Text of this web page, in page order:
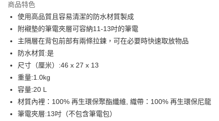
合作金庫商業銀行
華南商業銀行
彰化商業銀行
上海商業儲蓄銀行
台北富邦商業銀行
國泰世華商業銀行
兆豐國際商業銀行
臺灣中小企業銀行
匯豐（台灣）商業銀行
聯邦商業銀行
元大商業銀行
玉山商業銀行
台新國際商業銀行
中國信託商業銀行
台灣樂天信用卡公司
6 期 0 利率 每期
華南商業銀行
彰化商業銀行
上海商業儲蓄銀行
台北富邦商業銀行
國泰世華商業銀行
臺灣中小企業銀行
匯豐（台灣）商業銀行
聯邦商業銀行
元大商業銀行
玉山商業銀行
星展（台灣）商業銀行
台新國際商業銀行
LINE Pay
Apple Pay
ATM付款
運送方式
付款後全家取貨
每筆NT$80，滿NT$1,000(含以上)免運費
商品特色
使用高品質且容易清潔的防水材質製成
附襯墊的筆電夾層可容納11-13吋的筆電
主隔層在背包前部有兩條拉鍊，可在必要時快速取放物品
防水材質:是
尺寸（厘米）:46 x 27 x 13
重量:1.0kg
容量:20 L
材質內裡：100% 再生環保聚酯纖維, 織帶：100% 再生環保尼龍
筆電夾層:13吋（不包含筆電包）